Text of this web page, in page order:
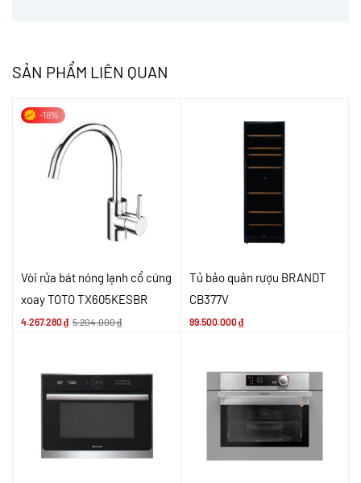
SẢN PHẨM LIÊN QUAN
-18%
Vòi rửa bát nóng lạnh cổ cứng
xoay TOTO TX605KESBR
4.267.280₫ 5.204.000₫
Tủ bảo quản rượu BRANDT
CB377V
99.500.000₫